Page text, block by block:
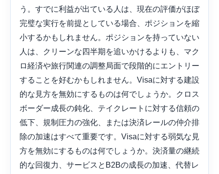
う。すでに利益が出ている人は、現在の評価がほぼ
完璧な実行を前提としている場合、ポジションを縮
小するかもしれません。ポジションを持っていない
人は、クリーンな四半期を追いかけるよりも、マク
ロ経済や旅行関連の調整局面で段階的にエントリー
することを好むかもしれません。Visaに対する建設
的な見方を無効にするものは何でしょうか。クロス
ボーダー成長の鈍化、テイクレートに対する信頼の
低下、規制圧力の強化、または決済レールの仲介排
除の加速はすべて重要です。Visaに対する弱気な見
方を無効にするものは何でしょうか。決済量の継続
的な回復力、サービスとB2Bの成長の加速、代替レ